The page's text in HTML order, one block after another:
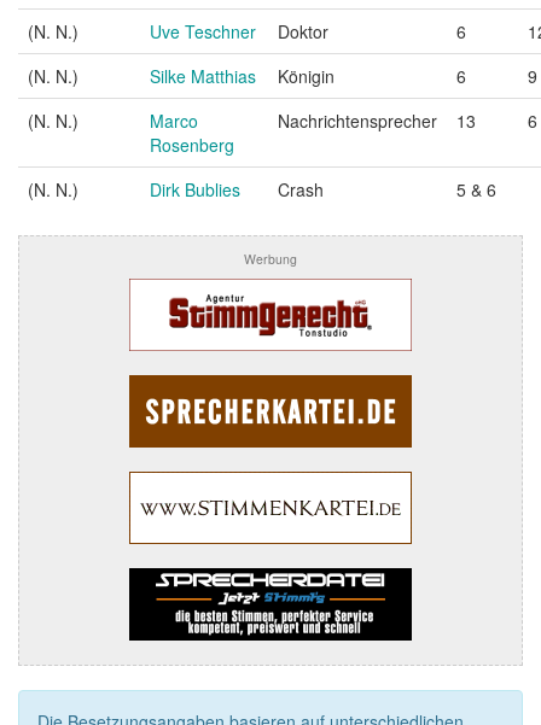
(N. N.) Uve Teschner Doktor 6
(N. N.)
Silke Matthias Königin 6
9
(N. N.)
Marco
Rosenberg
Nachrichtensprecher 13 6
(N. N.) Dirk Bublies Crash 5 & 6
Werbung